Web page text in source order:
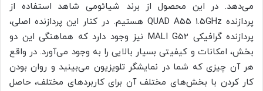
می‌دهد. در این محصول از برند شیائومی شاهد استفاده از
پردازنده QUAD A55 1.5GHz هستیم. در کنار این پردازنده اصلی،
پردازنده گرافیکی MALI G52 نیز وجود دارد که هماهنگی این دو
بخش، امکانات و کیفیتی بسیار بالایی را به وجود می‌آورد. در واقع
هر آن چیزی که شما در نمایشگر تلویزیون می‌بینید و روان بودن
کار کردن با بخش‌های مختلف آن برای کاربردهای مختلف، حاصل